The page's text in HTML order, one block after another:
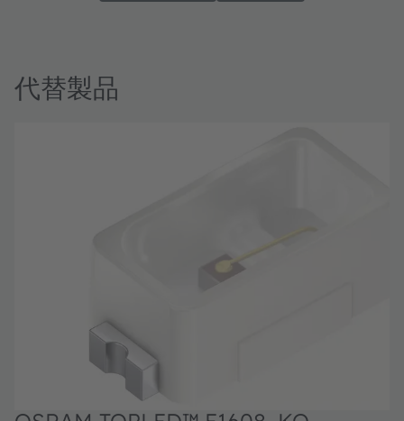
代替製品